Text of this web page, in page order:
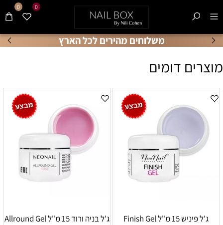
משלוחים מהירים לכל הארץ
0 0
מוצרים דומים
ג'ל פיניש 15 מ"ל Finish Gel ג'ל בניה ורוד 15 מ"ל Allround Gel